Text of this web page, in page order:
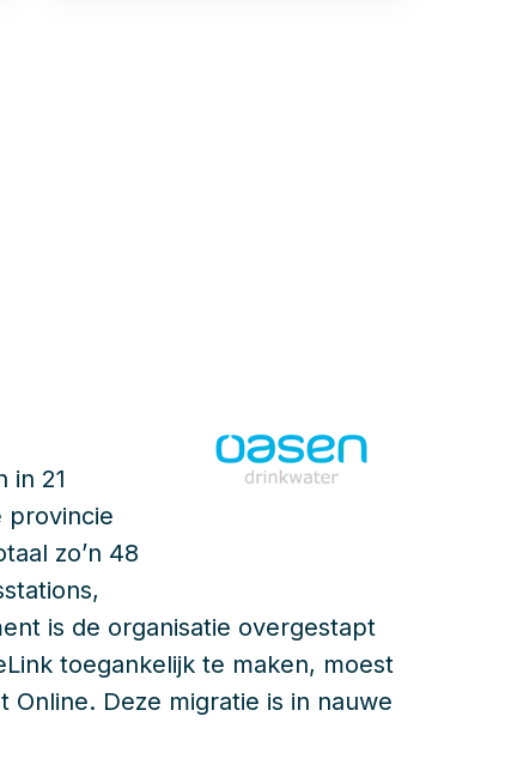
in 21
provincie
zo’n 48
is de organisatie overgestapt
toegankelijk te maken, moest
Deze migratie is in nauwe